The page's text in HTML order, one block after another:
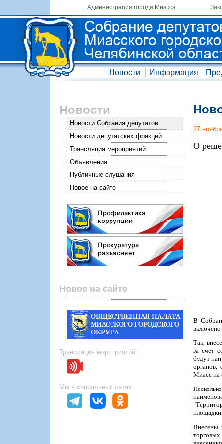
Администрация города Миасса
Новости Информация
Новости
Новости Собрания депутатов
Новости депутатских фракций
Трансляция мероприятий
Объявления
Публичные слушания
Новое на сайте
Новое на сайте
Трансляция мероприятий:
Мы в социальных сетях:
27
О
В
включено
Так,
за счет
будут
органов,
Миасс на
площадки
Внесены
торговых